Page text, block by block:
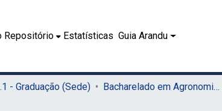
Repositório Estatísticas Guia Arandu
- Graduação (Sede) Bacharelado em Agronomia (Sede)